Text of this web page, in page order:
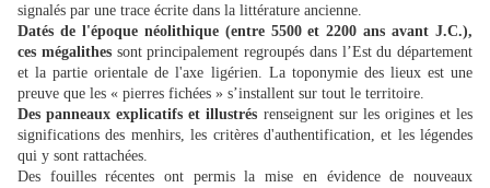
signalés par une trace écrite dans la littérature ancienne.
Datés de l'époque néolithique (entre 5500 et 2200 ans avant J.C.),
ces mégalithessont principalement regroupés dans l’Est du département
et la partie orientale de l'axe ligérien. La toponymie des lieux est une
preuve que les « pierres fichées » s’installent sur tout le territoire.
Des panneaux explicatifs et illustrés renseignent sur les origines et les
significations des menhirs, les critères d'authentification, et les légendes
qui y sont rattachées.
Des fouilles récentes ont permis la mise en évidence de nouveaux